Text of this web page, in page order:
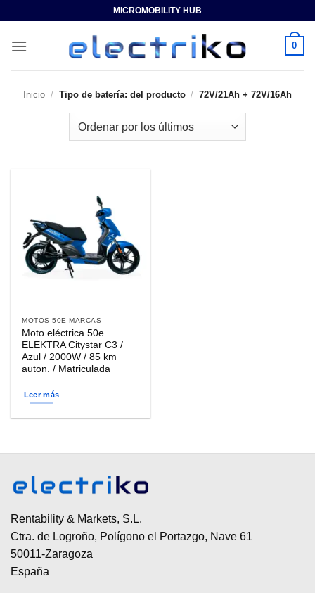
contenido
MICROMOBILITY HUB
0
Inicio / Tipo de batería: del producto / 72V/21Ah + 72V/16Ah
MOTOS 50E MARCAS
Moto eléctrica 50e
ELEKTRA Citystar C3 /
Azul / 2000W / 85 km
auton. / Matriculada
Leer más
Rentability & Markets, S.L.
Ctra. de Logroño, Polígono el Portazgo, Nave 61
50011-Zaragoza
España